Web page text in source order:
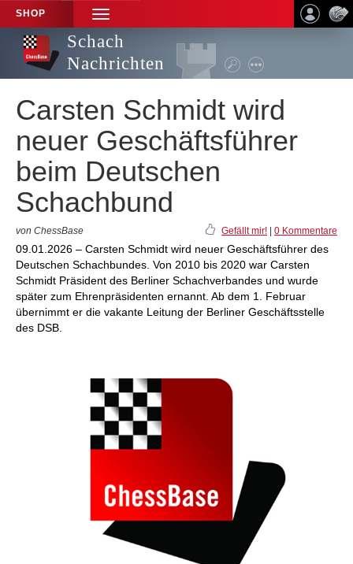
SHOP
TOGGLE
NAVIGATION
Schach
Nachrichten
Carsten Schmidt wird
neuer Geschäftsführer
beim Deutschen
Schachbund
von ChessBase Gefällt mir! 0 Kommentare
09.01.2026 – Carsten Schmidt wird neuer Geschäftsführer des
Deutschen Schachbundes. Von 2010 bis 2020 war Carsten
Schmidt Präsident des Berliner Schachverbandes und wurde
später zum Ehrenpräsidenten ernannt. Ab dem 1. Februar
übernimmt er die vakante Leitung der Berliner Geschäftsstelle
des DSB.